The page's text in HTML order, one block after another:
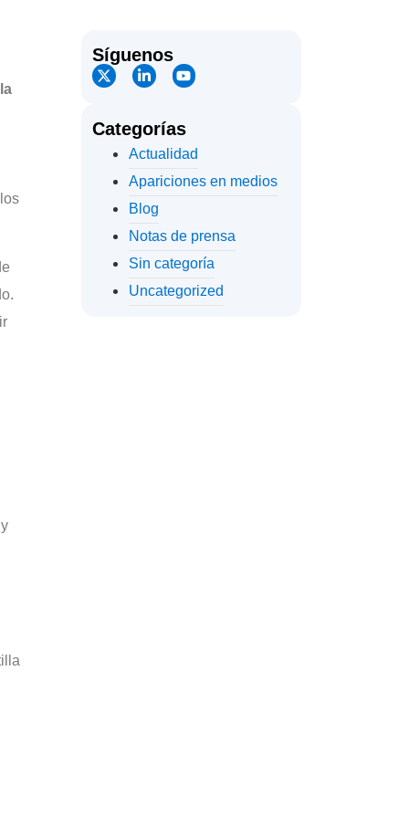
Síguenos
Categorías
Actualidad
Apariciones en medios
Blog
Notas de prensa
Sin categoría
Uncategorized